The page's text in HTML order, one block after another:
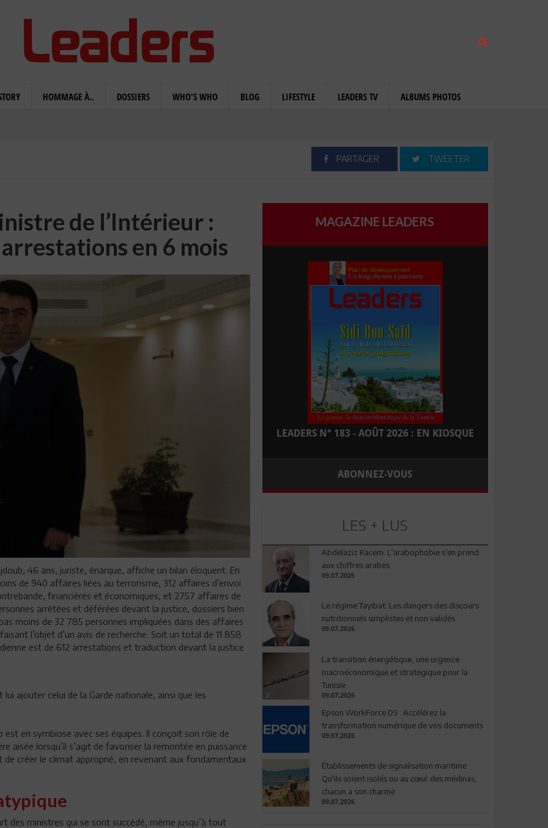
HOMMAGE À.. DOSSIERS WHO'S WHO BLOG LIFESTYLE LEADERS TV ALBUMS PHOTOS
PARTAGER TWEETER
de l’Intérieur :
en 6 mois
46 ans, juriste, énarque, affiche un bilan éloquent. En
de 940 affaires liées au terrorisme, 312 affaires d’envoi
financières et économiques, et 2757 affaires de
arrêtées et déférées devant la justice, dossiers bien
moins de 32 785 personnes impliquées dans des affaires
l’objet d’un avis de recherche. Soit un total de 11 858
est de 612 arrestations et traduction devant la justice
ajouter celui de la Garde nationale, ainsi que les
en symbiose avec ses équipes. Il conçoit son rôle de
lorsqu’il s’agit de favoriser la remontée en puissance
créer le climat approprié, en revenant aux fondamentaux
des ministres qui se sont succédé, même jusqu’à tout
MAGAZINE LEADERS
LEADERS N° 183 - AOÛT 2026 : EN KIOSQUE
ABONNEZ-VOUS
LES + LUS
Abdelaziz Kacem: L’arabophobie s’en prend
aux chiffres arabes
09.07.2026
Le régime Tayibat: Les dangers des discours
nutritionnels simplistes et non validés
09.07.2026
La transition énergétique, une urgence
macroéconomique et stratégique pour la
Tunisie
09.07.2026
Epson WorkForce DS : Accélérez la
transformation numérique de vos documents
09.07.2026
Établissements de signalisation maritime :
Qu'ils soient isolés ou au cœur des médinas,
chacun a son charme
09.07.2026